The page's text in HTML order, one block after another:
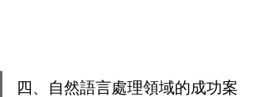
四、自然語言處理領域的成功案